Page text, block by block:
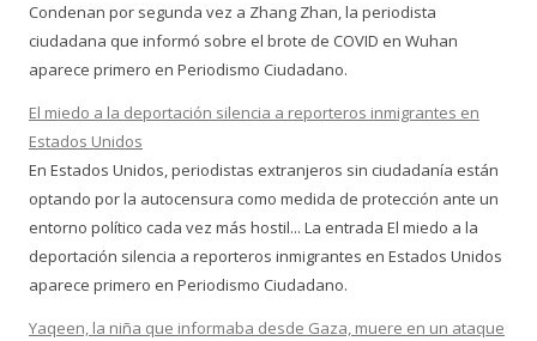
Condenan por segunda vez a Zhang Zhan, la periodista
ciudadana que informó sobre el brote de COVID en Wuhan
aparece primero en Periodismo Ciudadano.
El miedo a la deportación silencia a reporteros inmigrantes en
Estados Unidos
En Estados Unidos, periodistas extranjeros sin ciudadanía están
optando por la autocensura como medida de protección ante un
entorno político cada vez más hostil... La entrada El miedo a la
deportación silencia a reporteros inmigrantes en Estados Unidos
aparece primero en Periodismo Ciudadano.
Yaqeen, la niña que informaba desde Gaza, muere en un ataque